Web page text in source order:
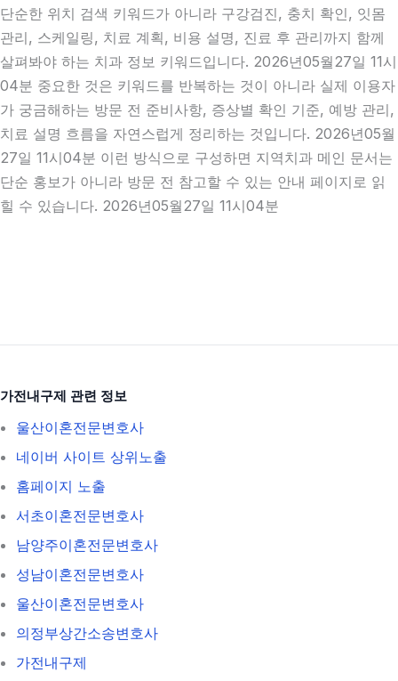
단순한 위치 검색 키워드가 아니라 구강검진, 충치 확인, 잇몸
관리, 스케일링, 치료 계획, 비용 설명, 진료 후 관리까지 함께
살펴봐야 하는 치과 정보 키워드입니다. 2026년05월27일 11시
04분 중요한 것은 키워드를 반복하는 것이 아니라 실제 이용자
가 궁금해하는 방문 전 준비사항, 증상별 확인 기준, 예방 관리,
치료 설명 흐름을 자연스럽게 정리하는 것입니다. 2026년05월
27일 11시04분 이런 방식으로 구성하면 지역치과 메인 문서는
단순 홍보가 아니라 방문 전 참고할 수 있는 안내 페이지로 읽
힐 수 있습니다. 2026년05월27일 11시04분
가전내구제 관련 정보
울산이혼전문변호사
네이버 사이트 상위노출
홈페이지 노출
서초이혼전문변호사
남양주이혼전문변호사
성남이혼전문변호사
울산이혼전문변호사
의정부상간소송변호사
가전내구제